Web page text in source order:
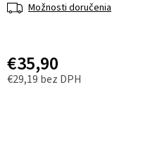
Možnosti doručenia
€35,90
€29,19 bez DPH